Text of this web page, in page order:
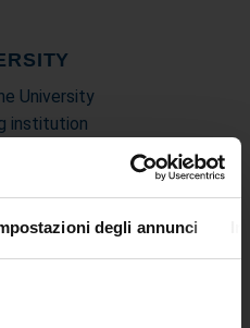
degli annunci
University
institution
a new University
Decree
regulations
Quality Assuranceà
University